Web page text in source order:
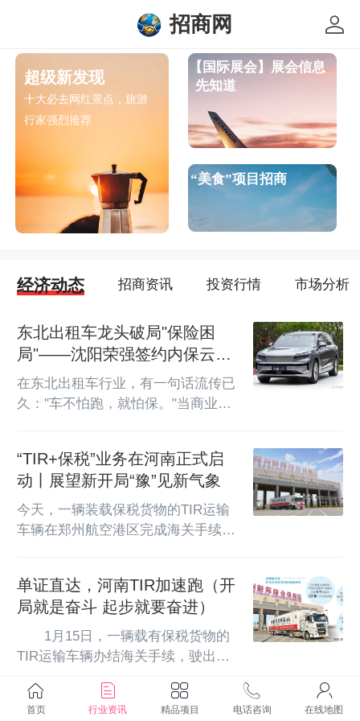
招商网
超级新发现
十大必去网红景点，旅游
行家强烈推荐
【国际展会】展会信息
先知道
“美食”项目招商
经济动态 招商资讯 投资行情 市场分析
东北出租车龙头破局"保险困
局"——沈阳荣强签约内保云，
让安全成为企业"第二利润引擎"
在东北出租车行业，有一句话流传已
久："车不怕跑，就怕保。"当商业保
路——与其年年求保，不如自建内
保。近日，东北出租车龙头企业沈阳
荣强正式签约内保云平台，全面启动
企业内保数字化平台建设。这标志着
全"跨越行业之痛:保险为何成了出租
车的"紧箍咒"出租车行业的保险困
“TIR+保税”业务在河南正式启
动丨展望新开局“豫”见新气象
今天，一辆装载保税货物的TIR运输
车辆在郑州航空港区完成海关手续
系统是基于《国际公路运输公约》建
立的国际跨境货运通关系统，经批准
的车辆凭TIR证可在各TIR实施国之
间便捷通关，做到“一次申报、一车
“TIR+保税”模式，实现了保税政策与
TIR高效运输的优势叠加。今后，暂
单证直达，河南TIR加速跑（开
局就是奋斗 起步就要奋进）
1月15日，一辆载有保税货物的
TIR运输车辆办结海关手续，驶出郑
□本报记者 杨凌 王歌 赵同增 本报通
讯员 马凌霄　　1月15日，在郑州海
全国首批“保税+TIR”模式货物
首页 行业资讯 精品项目 电话咨询 在线地图